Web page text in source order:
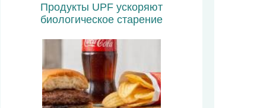
Продукты UPF ускоряют
биологическое старение